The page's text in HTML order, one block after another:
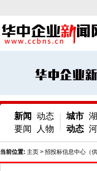
新闻
要闻
动态
人物
城市
动态
当前位置: 主页 > 招投标信息中心（供